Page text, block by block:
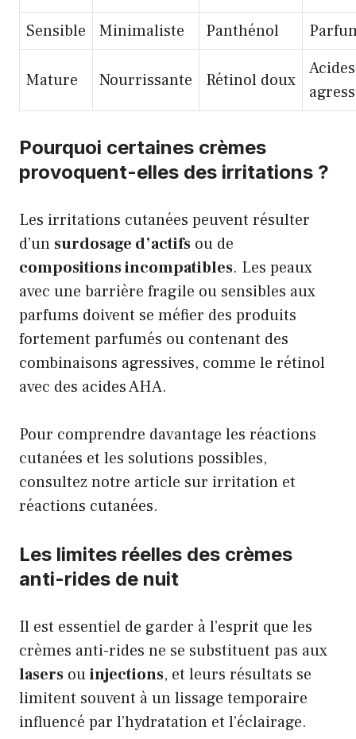
Sensible
Minimaliste Panthénol
Mature Nourrissante Rétinol doux
Acides
Pourquoi certaines crèmes
provoquent-elles des irritations ?
Les irritations cutanées peuvent résulter
d’un surdosage d’actifs ou de
compositions incompatibles. Les peaux
avec une barrière fragile ou sensibles aux
parfums doivent se méfier des produits
fortement parfumés ou contenant des
combinaisons agressives, comme le rétinol
avec des acides AHA.
Pour comprendre davantage les réactions
cutanées et les solutions possibles,
consultez notre article sur irritation et
réactions cutanées.
Les limites réelles des crèmes
anti-rides de nuit
Il est essentiel de garder à l’esprit que les
crèmes anti-rides ne se substituent pas aux
lasers ouinjections, et leurs résultats se
limitent souvent à un lissage temporaire
influencé par l’hydratation et l’éclairage.